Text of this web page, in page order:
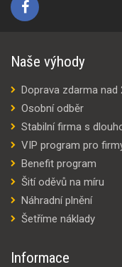
Naše výhody
Doprava zdarma nad
Osobní odběr
Stabilní firma s
VIP program pro
Benefit program
Šití oděvů na míru
Náhradní plnění
Šetříme náklady
Informace